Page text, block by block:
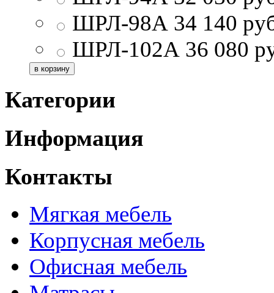
ШРЛ-98А 34 140
ШРЛ-102А 36 080
Категории
Информация
Контакты
Мягкая мебель
Корпусная мебель
Офисная мебель